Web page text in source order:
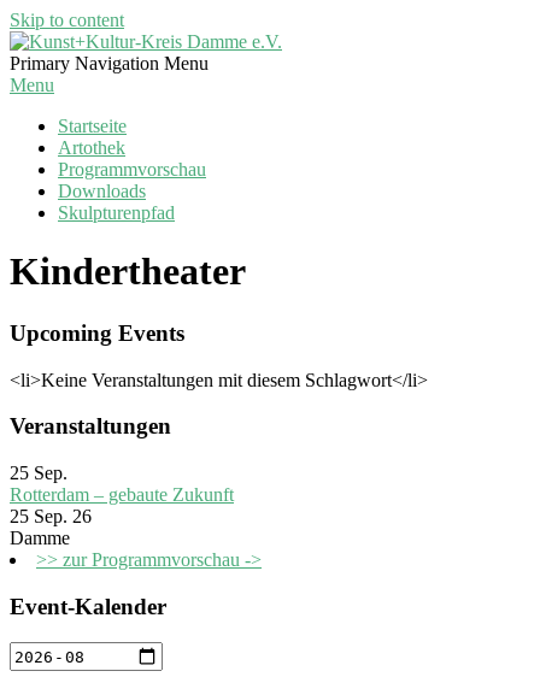
Skip to content
Kunst+Kultur-
Kreis
Primary Navigation Menu
Menu
Startseite
Artothek
Programmvorschau
Downloads
Skulpturenpfad
Kindertheater
Upcoming Events
<li>Keine Veranstaltungen mit diesem Schlagwort</li>
Veranstaltungen
25 Sep.
Rotterdam – gebaute Zukunft
25 Sep. 26
Damme
>> zur Programmvorschau ->
Event-Kalender